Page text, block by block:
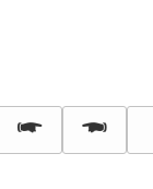
🖛 🖚